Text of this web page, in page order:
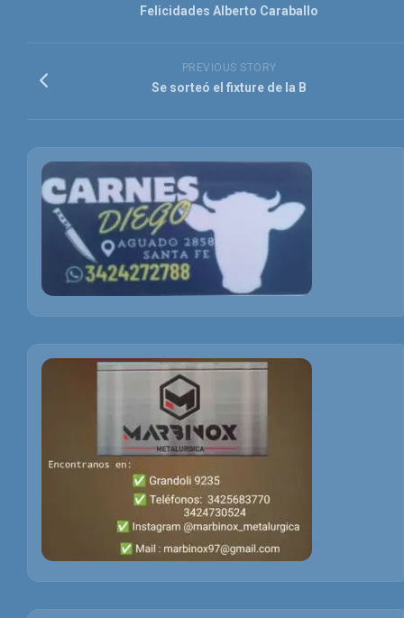
Felicidades Alberto Caraballo
PREVIOUS STORY
Se sorteó el fixture de la B